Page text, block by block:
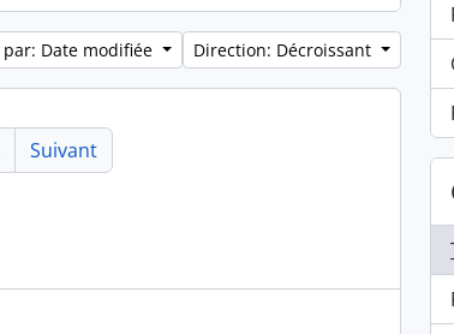
Date modifiée Direction: Décroissant
Suivant